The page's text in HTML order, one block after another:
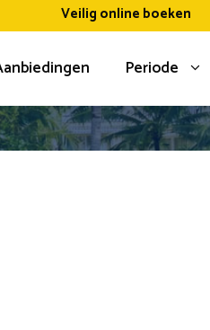
Veilig online boeken
Periode